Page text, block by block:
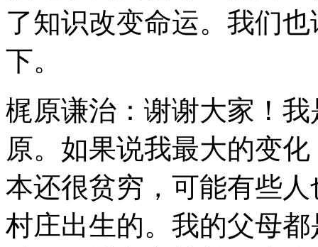
了知识改变命运。我们
下。
梶原谦治：谢谢大家！
原。如果说我最大的变
本还很贫穷，可能有些
村庄出生的。我的父母